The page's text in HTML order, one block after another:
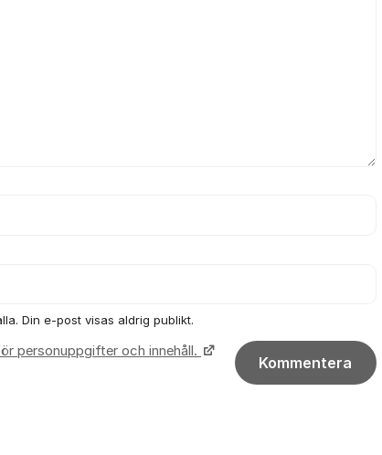
Din e-post visas aldrig publikt.
personuppgifter och innehåll.
Kommentera